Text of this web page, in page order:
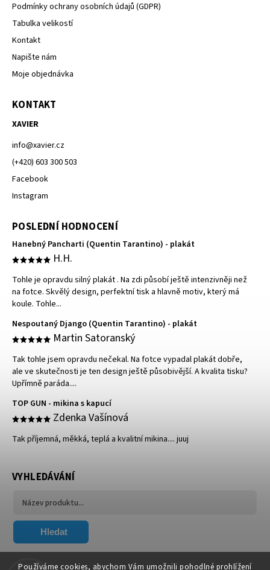
Používáme cookies, abychom Vám umožnili pohodlné prohlížení
Podmínky ochrany osobních údajů (GDPR)
Tabulka velikostí
Kontakt
Napište nám
Moje objednávka
KONTAKT
XAVIER
info@xavier.cz
(+420) 603 300 503
Facebook
Instagram
POSLEDNÍ HODNOCENÍ
Hanebný Pancharti (Quentin Tarantino) - plakát
H.H.
Tohle je opravdu silný plakát . Na zdi působí ještě intenzivněji než
na fotce. Skvělý design, perfektní tisk a hlavně motiv, který má
koule. Tohle...
Nespoutaný Django (Quentin Tarantino) - plakát
Martin Satoranský
Tak tohle jsem opravdu nečekal. Na fotce vypadal plakát dobře,
ale ve skutečnosti je ten design ještě působivější. A kvalita tisku?
Upřímně paráda....
TOP GUN - mikina s kapucí
Zdenka Vašínová
Tak příjemná, měkká, teplá a kvalitní mikina.... juuj
VYHLEDÁVÁNÍ
Hledat
FACEBOOK